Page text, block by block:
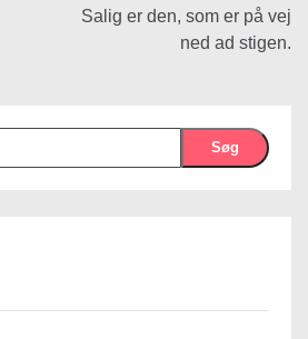
Salig er den, som er på vej
ned ad stigen.
Søg